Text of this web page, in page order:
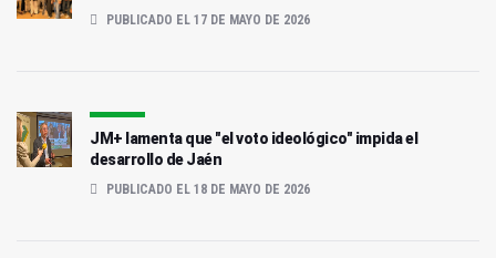
PUBLICADO EL 17 DE MAYO DE 2026
JM+ lamenta que "el voto ideológico" impida el
desarrollo de Jaén
PUBLICADO EL 18 DE MAYO DE 2026